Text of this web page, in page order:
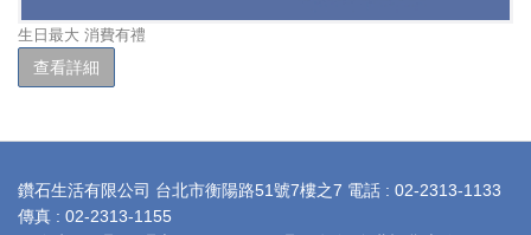
生日最大 消費有禮
查看詳細
ABOUT
US
鑽石生活有限公司 台北市衡陽路51號7樓之7 電話 : 02-2313-1133
傳真 : 02-2313-1155